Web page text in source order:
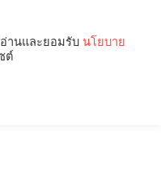
านและยอมรับ นโยบาย
ต์